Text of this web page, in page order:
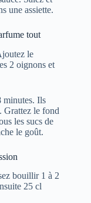
une assiette.
tout
le
2 oignons et
minutes. Ils
Grattez le fond
les sucs de
le goût.
bouillir 1 à 2
25 cl